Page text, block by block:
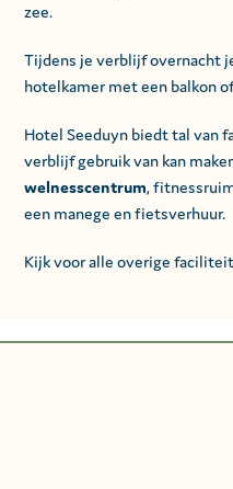
zee.
Tijdens je verblijf overnacht
hotelkamer met een balkon
Hotel Seeduyn biedt tal van
verblijf gebruik van kan
welnesscentrum,
een manege en fietsverhuur.
Kijk voor alle overige